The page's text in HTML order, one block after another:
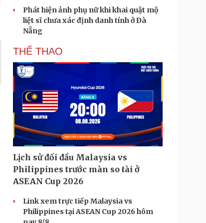
Phát hiện ảnh phụ nữ khi khai quật mộ
liệt sĩ chưa xác định danh tính ở Đà
Nẵng
THỂ THAO
Lịch sử đối đầu Malaysia vs
Philippines trước màn so tài ở
ASEAN Cup 2026
Link xem trực tiếp Malaysia vs
Philippines tại ASEAN Cup 2026 hôm